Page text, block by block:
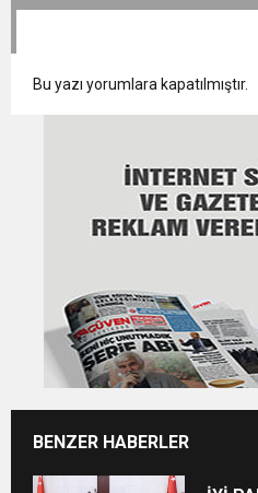
Bu yazı yorumlara kapatılmıştır.
BENZER HABERLER